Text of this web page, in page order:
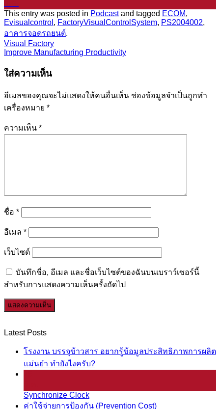
This entry was posted in Podcastand tagged ECOM,
Evisualcontrol , FactoryVisualControlSystem, PS2004002,
อาคารจอดรถยนต์.
Visual Factory
Improve Manufacturing Productivity
ใส่ความเห็น
อีเมลของคุณจะไม่แสดงให้คนอื่นเห็น ช่องข้อมูลจำเป็นถูกทำ
เครื่องหมาย *
ความเห็น *
ชื่อ *
อีเมล *
เว็บไซต์
บันทึกชื่อ, อีเมล และชื่อเว็บไซต์ของฉันบนเบราว์เซอร์นี้
สำหรับการแสดงความเห็นครั้งถัดไป
Latest Posts
โรงงาน บรรจุข้าวสาร อยากรู้ข้อมูลประสิทธิภาพการผลิต
แม่นยำ ทำยังไงครับ?
Synchronize Clock
ค่าใช้จ่ายการป้องกัน (Prevention Cost)